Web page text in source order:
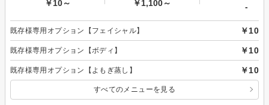
￥10～ ￥1,100～ -
既存様専用オプション【フェイシャル】 ￥10
既存様専用オプション【ボディ】 ￥10
既存様専用オプション【よもぎ蒸し】 ￥10
すべてのメニューを見る